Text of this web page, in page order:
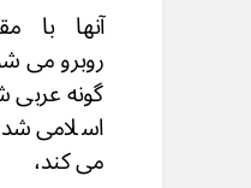
آنها با
روبرو می
گونه
اسلامی
می کند،